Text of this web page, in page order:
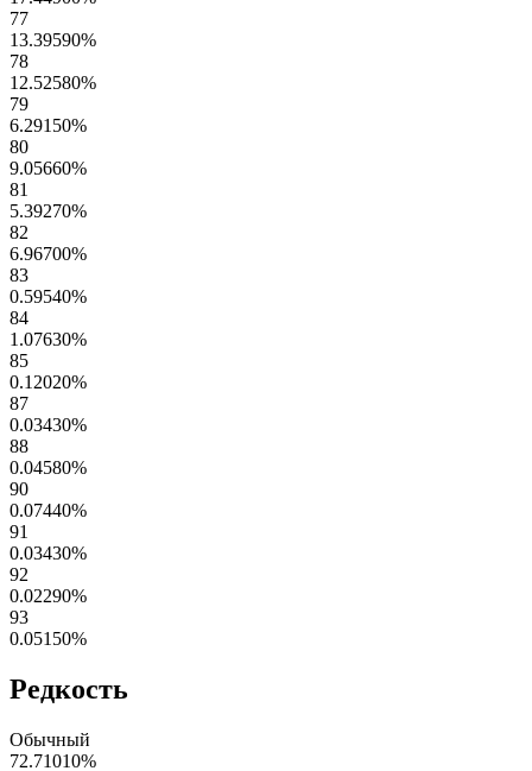
77
13.39590%
78
12.52580%
79
6.29150%
80
9.05660%
81
5.39270%
82
6.96700%
83
0.59540%
84
1.07630%
85
0.12020%
87
0.03430%
88
0.04580%
90
0.07440%
91
0.03430%
92
0.02290%
93
0.05150%
Редкость
Обычный
72.71010%